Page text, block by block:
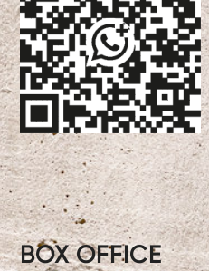
BOX OFFICE